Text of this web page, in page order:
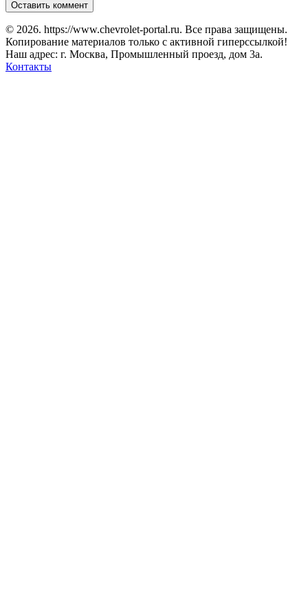
© 2026. https://www.chevrolet-portal.ru. Все права защищены.
Копирование материалов только с активной гиперссылкой!
Наш адрес: г. Москва, Промышленный проезд, дом 3а.
Контакты